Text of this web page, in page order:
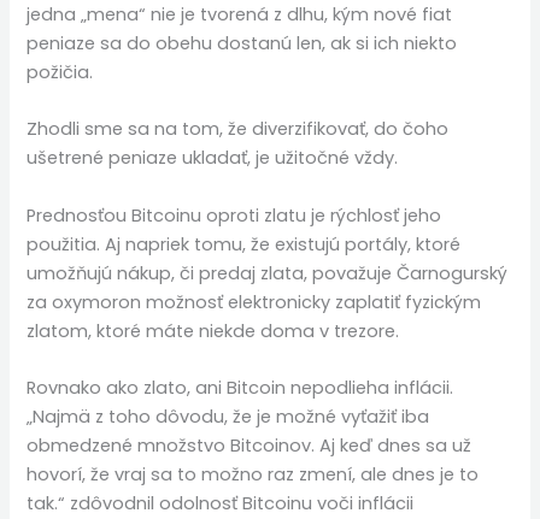
jedna „mena“ nie je tvorená z dlhu, kým nové fiat
peniaze sa do obehu dostanú len, ak si ich niekto
požičia.
Zhodli sme sa na tom, že diverzifikovať, do čoho
ušetrené peniaze ukladať, je užitočné vždy.
Prednosťou Bitcoinu oproti zlatu je rýchlosť jeho
použitia. Aj napriek tomu, že existujú portály, ktoré
umožňujú nákup, či predaj zlata, považuje Čarnogurský
za oxymoron možnosť elektronicky zaplatiť fyzickým
zlatom, ktoré máte niekde doma v trezore.
Rovnako ako zlato, ani Bitcoin nepodlieha inflácii.
„Najmä z toho dôvodu, že je možné vyťažiť iba
obmedzené množstvo Bitcoinov. Aj keď dnes sa už
hovorí, že vraj sa to možno raz zmení, ale dnes je to
tak.“ zdôvodnil odolnosť Bitcoinu voči inflácii